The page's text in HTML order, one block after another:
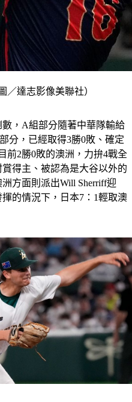
／達志影像美聯社）
，A組部分隨著中華隊輸給
分，已經取得3勝0敗、確定
前2勝0敗的澳洲，力拚4戰全
得主、被認為是大谷以外的
方面則派出Will Sherriff迎
的情況下，日本7：1輕取澳